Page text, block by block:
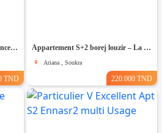
Appartement S+2 à louer Résidence El Ons Baghdedi
TND
Appartement S+2 borej louzir – La Soukra
Ariana , Soukra
220.000 TND